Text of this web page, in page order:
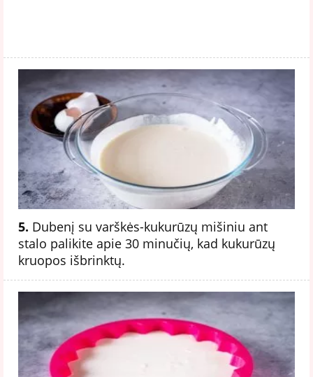
5. Dubenį su varškės-kukurūzų mišiniu ant
stalo palikite apie 30 minučių, kad kukurūzų
kruopos išbrinktų.